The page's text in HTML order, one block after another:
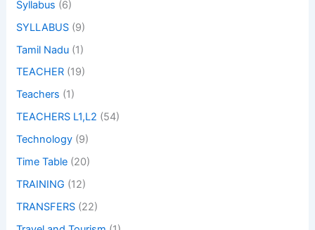
Syllabus (6)
SYLLABUS (9)
Tamil Nadu (1)
TEACHER (19)
Teachers (1)
TEACHERS L1,L2 (54)
Technology (9)
Time Table (20)
TRAINING (12)
TRANSFERS (22)